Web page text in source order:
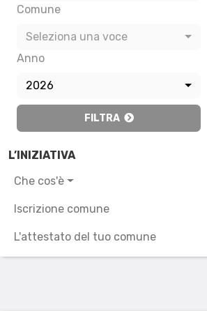
Comune
Seleziona una voce
Anno
2026
FILTRA
L’INIZIATIVA
Che cos'è
Iscrizione comune
L'attestato del tuo comune